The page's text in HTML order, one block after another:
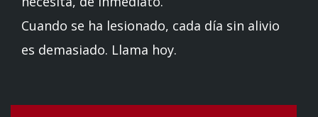
Cuando se ha lesionado, cada día sin alivio
es demasiado. Llama hoy.